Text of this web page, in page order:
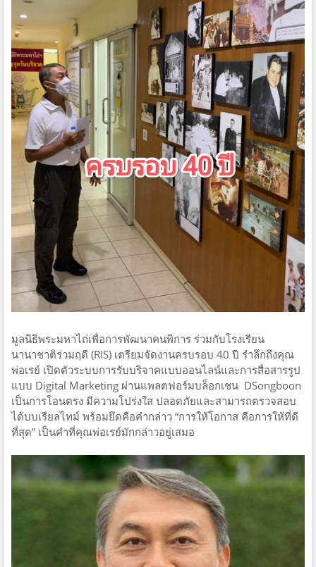
มูลนิธิพระมหาไถ่เพื่อการพัฒนาคนพิการ ร่วมกับโรงเรียน
นานาชาติร่วมฤดี (RIS) เตรียมจัดงานครบรอบ 40 ปี รำลึกถึงคุณ
พ่อเรย์ เปิดตัวระบบการรับบริจาคแบบออนไลน์และการสื่อสารรูป
แบบ Digital Marketing ผ่านแพลตฟอร์มบล็อกเชน DSongboon
เป็นการโอนตรง มีความโปร่งใส ปลอดภัยและสามารถตรวจสอบ
ได้บบเรียลไทม์ พร้อมยึดคือคำกล่าว “การให้โอกาส คือการให้ที่ดี
ที่สุด” เป็นคำที่คุณพ่อเรย์มักกล่าวอยู่เสมอ